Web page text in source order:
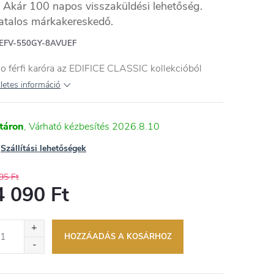
Akár 100 napos visszaküldési lehetőség.
márkakereskedő.
EFV-550GY-8AVUEF
férfi karóra az EDIFICE CLASSIC kollekcióból
információ
2026.8.10
Szállítási lehetőségek
Ft
090 Ft
HOZZÁADÁS A KOSÁRHOZ